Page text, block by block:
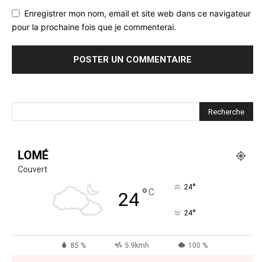
Enregistrer mon nom, email et site web dans ce navigateur
pour la prochaine fois que je commenterai.
LOMÉ
Couvert
24°C 24°
24°
85 % 5.9kmh 100 %